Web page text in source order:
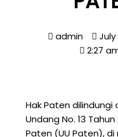
admin
July
2:27
Hak Paten dilindungi
Undang No. 13
Paten (UU Paten),